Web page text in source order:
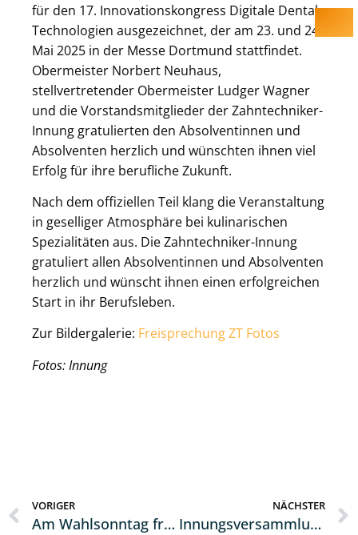
für den 17. Innovationskongress Digitale Dentale
Technologien ausgezeichnet, der am 23. und 24.
Mai 2025 in der Messe Dortmund stattfindet.
Obermeister Norbert Neuhaus,
stellvertretender Obermeister Ludger Wagner
und die Vorstandsmitglieder der Zahntechniker-
Innung gratulierten den Absolventinnen und
Absolventen herzlich und wünschten ihnen viel
Erfolg für ihre berufliche Zukunft.
Nach dem offiziellen Teil klang die Veranstaltung
in geselliger Atmosphäre bei kulinarischen
Spezialitäten aus. Die Zahntechniker-Innung
gratuliert allen Absolventinnen und Absolventen
herzlich und wünscht ihnen einen erfolgreichen
Start in ihr Berufsleben.
Zur Bildergalerie: Freisprechung ZT Fotos
Fotos: Innung
VORIGER
Am Wahlsonntag freigesprochen: 164 neue Fachkräfte im Elektro- und SHK-Handwerk
NÄCHSTER
Innungsversammlung mit Neujahrsempfang